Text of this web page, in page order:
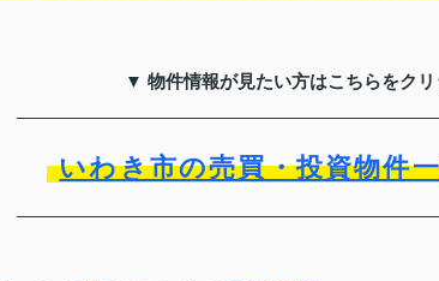
▼ 物件情報が見たい方はこちらをク
いわき市の売買・投資物件